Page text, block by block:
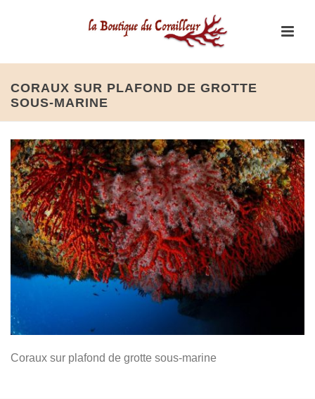
CORAUX SUR PLAFOND DE GROTTE
SOUS-MARINE
Coraux sur plafond de grotte sous-marine